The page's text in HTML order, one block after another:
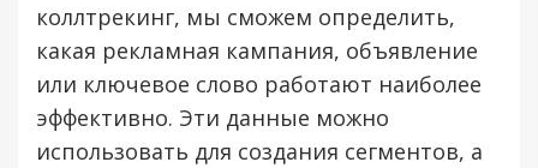
коллтрекинг, мы сможем определить,
какая рекламная кампания, объявление
или ключевое слово работают наиболее
эффективно. Эти данные можно
использовать для создания сегментов, а